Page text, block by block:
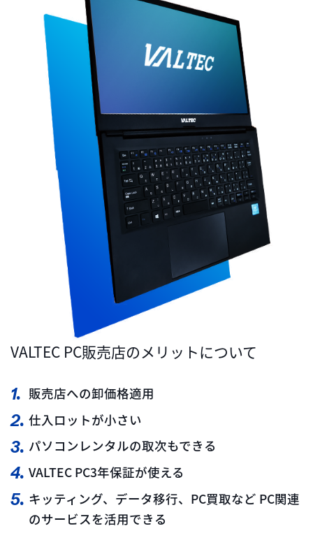
VALTEC PC販売店のメリットについて
販売店への卸価格適用
仕入ロットが小さい
パソコンレンタルの取次もできる
VALTEC PC3年保証が使える
キッティング、データ移行、PC買取など PC関連
のサービスを活用できる